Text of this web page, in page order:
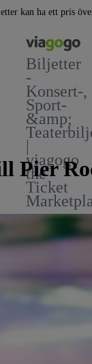
kan ha ett pris
Biljetter
-
Konsert-,
Sport-
&amp;
|
viagogo
the
Ticket
Pier